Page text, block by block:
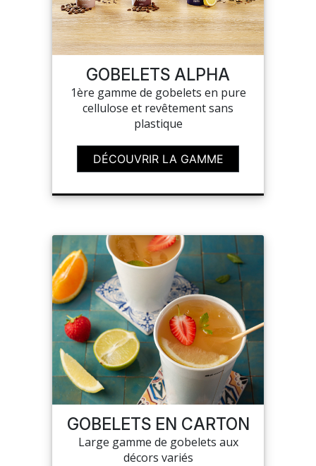
MON COMPTE
MES LISTES
PORTAIL
SUR-MESURE
GOBELETS ALPHA
1ère gamme de gobelets en pure
cellulose et revêtement sans
plastique
DÉCOUVRIR LA GAMME
GOBELETS EN CARTON
Large gamme de gobelets aux
décors variés